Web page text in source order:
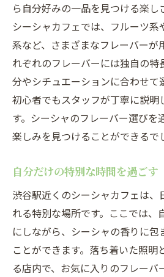
ら自分好みの一品を見つける楽し
シーシャカフェでは、フルーツ系
系など、さまざまなフレーバーが
れぞれのフレーバーには独自の特
分やシチュエーションに合わせて
初心者でもスタッフが丁寧に説明
す。シーシャのフレーバー選びを
楽しみを見つけることができるで
自分だけの特別な時間を過ごす
渋谷駅近くのシーシャカフェは、
れる特別な場所です。ここでは、
にしながら、シーシャの香りに包
ことができます。落ち着いた照明
る店内で、お気に入りのフレーバ